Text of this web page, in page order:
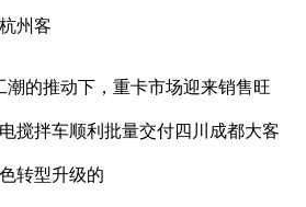
州客
的推动下，重卡市场迎来销售旺
搅拌车顺利批量交付四川成都大客
转型升级的